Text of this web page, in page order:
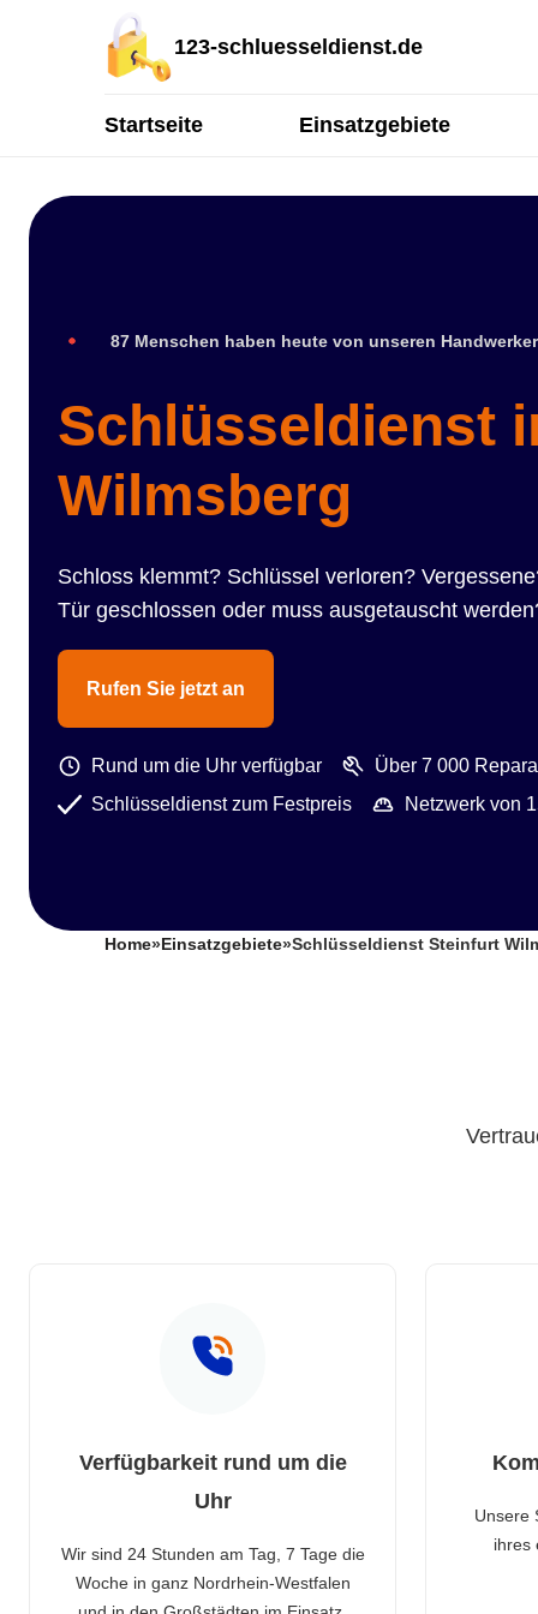
123-schluesseldienst.de
Startseite Einsatzgebiete
87 Menschen haben heute von unseren
Schlüsseldienst
Wilmsberg
Schloss klemmt? Schlüssel verloren?
Tür geschlossen oder muss ausgetauscht
Rufen Sie jetzt an
Rund um die Uhr verfügbar
Über 7 000
Schlüsseldienst zum Festpreis
Netzwerk von
Home» Einsatzgebiete»Schlüsseldienst Steinfurt
Verfügbarkeit rund um die
Uhr
Wir sind 24 Stunden am Tag, 7 Tage die
Woche in ganz Nordrhein-Westfalen
Unsere
ihres